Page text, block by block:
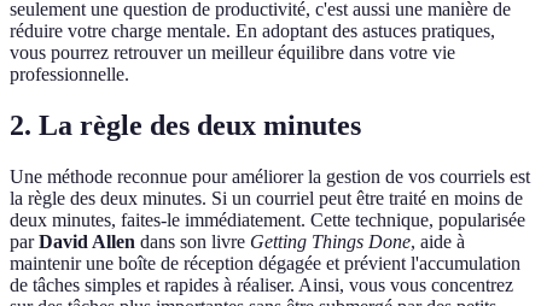
seulement une question de productivité, c'est aussi une manière de
réduire votre charge mentale. En adoptant des astuces pratiques,
vous pourrez retrouver un meilleur équilibre dans votre vie
professionnelle.
2. La règle des deux minutes
Une méthode reconnue pour améliorer la gestion de vos courriels est
la règle des deux minutes. Si un courriel peut être traité en moins de
deux minutes, faites-le immédiatement. Cette technique, popularisée
parDavid Allen dans son livre Getting Things Done, aide à
maintenir une boîte de réception dégagée et prévient l'accumulation
de tâches simples et rapides à réaliser. Ainsi, vous vous concentrez